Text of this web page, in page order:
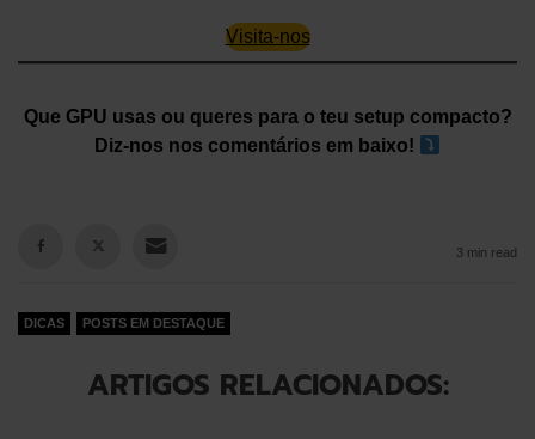
Visita-nos
Que GPU usas ou queres para o teu setup compacto?
Diz-nos nos comentários em baixo!
3 min read
DICAS POSTS EM DESTAQUE
ARTIGOS RELACIONADOS: